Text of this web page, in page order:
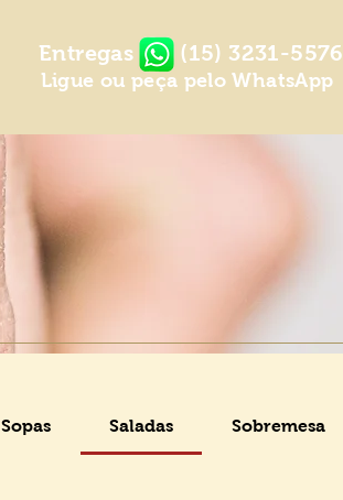
(15) 3231-5576
Entregas
Ligue ou peça pelo WhatsApp
Sopas Saladas Sobremesa